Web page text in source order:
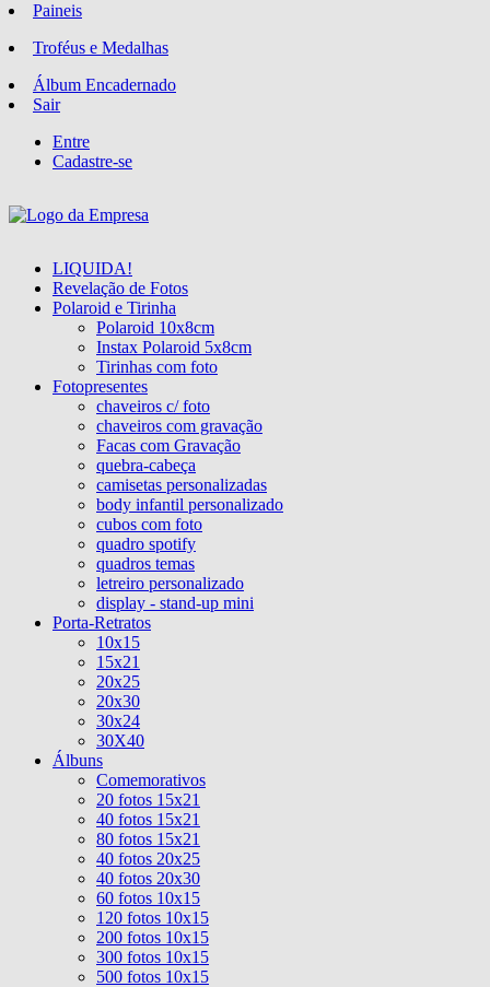
Paineis
Troféus e Medalhas
Álbum Encadernado
Sair
Entre
Cadastre-se
LIQUIDA!
Revelação de Fotos
Polaroid e Tirinha
Polaroid 10x8cm
Instax Polaroid 5x8cm
Tirinhas com foto
Fotopresentes
chaveiros c/ foto
chaveiros com gravação
Facas com Gravação
quebra-cabeça
camisetas personalizadas
body infantil personalizado
cubos com foto
quadro spotify
quadros temas
letreiro personalizado
display - stand-up mini
Porta-Retratos
10x15
15x21
20x25
20x30
30x24
30X40
Álbuns
Comemorativos
20 fotos 15x21
40 fotos 15x21
80 fotos 15x21
40 fotos 20x25
40 fotos 20x30
60 fotos 10x15
120 fotos 10x15
200 fotos 10x15
300 fotos 10x15
500 fotos 10x15